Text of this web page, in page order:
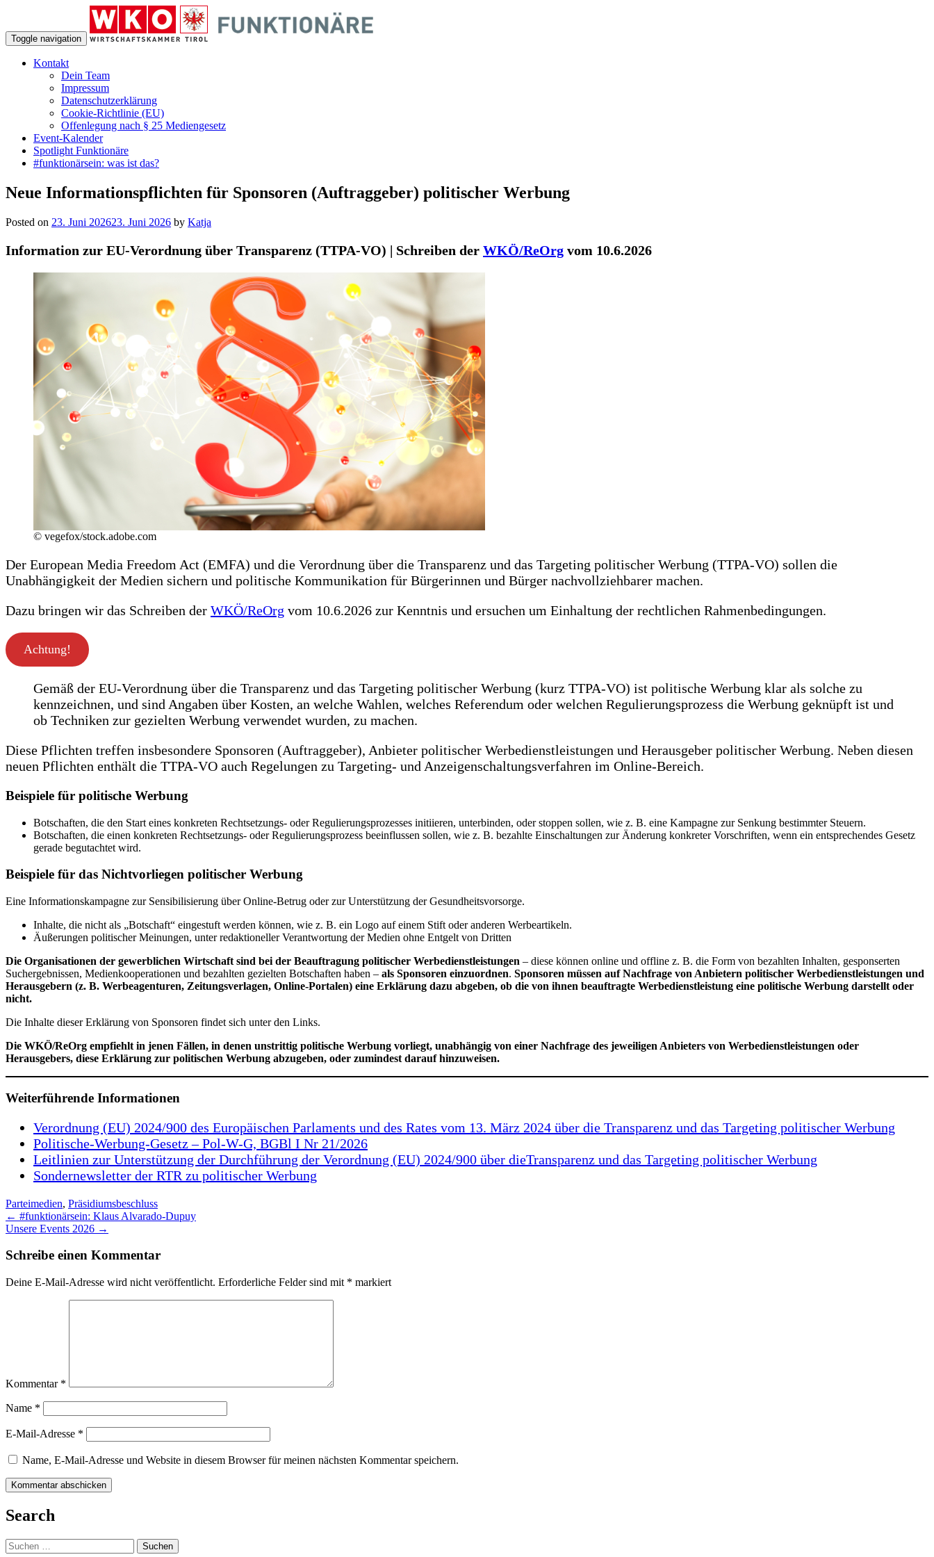
Toggle navigation
Kontakt
Dein Team
Impressum
Datenschutzerklärung
Cookie-Richtlinie (EU)
Offenlegung nach § 25 Mediengesetz
Event-Kalender
Spotlight Funktionäre
#funktionärsein: was ist das?
Neue Informationspflichten für Sponsoren (Auftraggeber) politischer Werbung
Posted on 23. Juni 202623. Juni 2026 by Katja
Information zur EU-Verordnung über Transparenz (TTPA-VO) | Schreiben der WKÖ/ReOrg vom 10.6.2026
© vegefox/stock.adobe.com
Der European Media Freedom Act (EMFA) und die Verordnung über die Transparenz und das Targeting politischer Werbung (TTPA-VO) sollen die
Unabhängigkeit der Medien sichern und politische Kommunikation für Bürgerinnen und Bürger nachvollziehbarer machen.
Dazu bringen wir das Schreiben der WKÖ/ReOrg vom 10.6.2026 zur Kenntnis und ersuchen um Einhaltung der rechtlichen Rahmenbedingungen.
Achtung!
Gemäß der EU-Verordnung über die Transparenz und das Targeting politischer Werbung (kurz TTPA-VO) ist politische Werbung klar als solche zu
kennzeichnen, und sind Angaben über Kosten, an welche Wahlen, welches Referendum oder welchen Regulierungsprozess die Werbung geknüpft ist und
ob Techniken zur gezielten Werbung verwendet wurden, zu machen.
Diese Pflichten treffen insbesondere Sponsoren (Auftraggeber), Anbieter politischer Werbedienstleistungen und Herausgeber politischer Werbung. Neben diesen
neuen Pflichten enthält die TTPA-VO auch Regelungen zu Targeting- und Anzeigenschaltungsverfahren im Online-Bereich.
Beispiele für politische Werbung
Botschaften, die den Start eines konkreten Rechtsetzungs- oder Regulierungsprozesses initiieren, unterbinden, oder stoppen sollen, wie z. B. eine Kampagne zur Senkung bestimmter Steuern.
Botschaften, die einen konkreten Rechtsetzungs- oder Regulierungsprozess beeinflussen sollen, wie z. B. bezahlte Einschaltungen zur Änderung konkreter Vorschriften, wenn ein entsprechendes Gesetz
gerade begutachtet wird.
Beispiele für das Nichtvorliegen politischer Werbung
Eine Informationskampagne zur Sensibilisierung über Online-Betrug oder zur Unterstützung der Gesundheitsvorsorge.
Inhalte, die nicht als „Botschaft“ eingestuft werden können, wie z. B. ein Logo auf einem Stift oder anderen Werbeartikeln.
Äußerungen politischer Meinungen, unter redaktioneller Verantwortung der Medien ohne Entgelt von Dritten
Die Organisationen der gewerblichen Wirtschaft sind bei der Beauftragung politischer Werbedienstleistungen – diese können online und offline z. B. die Form von bezahlten Inhalten, gesponserten
Suchergebnissen, Medienkooperationen und bezahlten gezielten Botschaften haben – als Sponsoren einzuordnen. Sponsoren müssen auf Nachfrage von Anbietern politischer Werbedienstleistungen und
Herausgebern (z. B. Werbeagenturen, Zeitungsverlagen, Online-Portalen) eine Erklärung dazu abgeben, ob die von ihnen beauftragte Werbedienstleistung eine politische Werbung darstellt oder
nicht.
Die Inhalte dieser Erklärung von Sponsoren findet sich unter den Links.
Die WKÖ/ReOrg empfiehlt in jenen Fällen, in denen unstrittig politische Werbung vorliegt, unabhängig von einer Nachfrage des jeweiligen Anbieters von Werbedienstleistungen oder
Herausgebers, diese Erklärung zur politischen Werbung abzugeben, oder zumindest darauf hinzuweisen.
Weiterführende Informationen
Verordnung (EU) 2024/900 des Europäischen Parlaments und des Rates vom 13. März 2024 über die Transparenz und das Targeting politischer Werbung
Politische-Werbung-Gesetz – Pol-W-G, BGBl I Nr 21/2026
Leitlinien zur Unterstützung der Durchführung der Verordnung (EU) 2024/900 über dieTransparenz und das Targeting politischer Werbung
Sondernewsletter der RTR zu politischer Werbung
Parteimedien, Präsidiumsbeschluss
Post
navigation
← #funktionärsein: Klaus Alvarado-Dupuy
Unsere Events 2026 →
Schreibe einen Kommentar
Deine E-Mail-Adresse wird nicht veröffentlicht. Erforderliche Felder sind mit * markiert
Kommentar *
Name *
E-Mail-Adresse *
Name, E-Mail-Adresse und Website in diesem Browser für meinen nächsten Kommentar speichern.
Search
Suchen